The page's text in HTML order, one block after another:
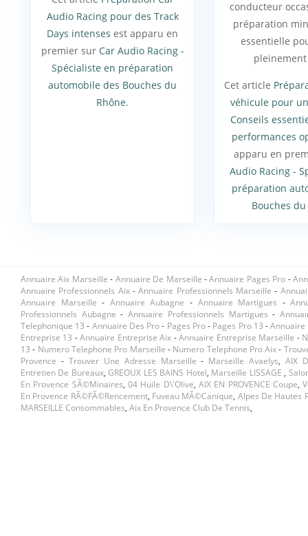
Audio Racing pour des Track
Days intenses est apparu en
premier sur Car Audio Racing -
Spécialiste en préparation
automobile des Bouches du
Rhône.
conducteur
préparation
essentielle
Cet article
véhicule pour
Conseils
performances
apparu en
Audio Racing -
préparation
Bouches
Annuaire Aix Marseille - Annuaire De Marseille -Annuaire Pages Pro -
Annuaire Professionnels Aix -Annuaire Professionnels Marseille -
Annuaire Marseille - Annuaire Aubagne - Annuaire Martigues -
Professionnels Aubagne -Annuaire Professionnels Martigues -
Telephonique 13 - Annuaire Des Pro- Pages Pro- Pages Pro 13 -Annuaire
Entreprise 13 -Annuaire Entreprise Aix -Annuaire Entreprise Marseille -
13 - Numero Telephone Pro Marseille - Numero Telephone Pro Aix-
Provence - Trouver Une Adresse Marseille - Marseille Avaelys,AIX
Entretien De Bureaux,GREOUX LES BAINS Hotel, Marseille LISSAGE ,
En Provence SÃ©minaires,04 Huile D\'olive,AIX EN PROVENCE Coupe,
En Provence RÃ©fÃ©rencement, Fuveau MÃ©canique, Alpes De Hautes
MARSEILLE Consommables, Aix En Provence Club De Tennis,